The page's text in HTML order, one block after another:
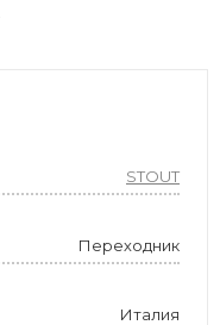
STOUT
Переходник
Италия